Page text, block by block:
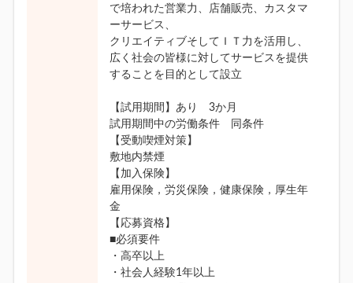
で培われた営業力、店舗販売、カスタマ
ーサービス、
クリエイティブそしてＩＴ力を活用し、
広く社会の皆様に対してサービスを提供
することを目的として設立
【試用期間】あり 3か月
試用期間中の労働条件 同条件
【受動喫煙対策】
敷地内禁煙
【加入保険】
雇用保険，労災保険，健康保険，厚生年
金
【応募資格】
■必須要件
・高卒以上
・社会人経験1年以上